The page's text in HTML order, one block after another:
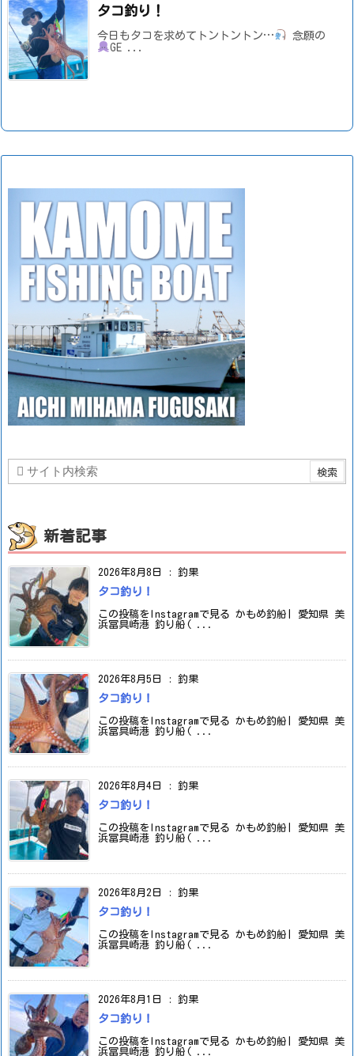
タコ釣り！
今日もタコを求めてトントントン…
念願の
GE ...
新着記事
2026年8月8日 : 釣果
タコ釣り！
この投稿をInstagramで見る かもめ釣船| 愛知県 美
浜冨具崎港 釣り船( ...
2026年8月5日 : 釣果
タコ釣り！
この投稿をInstagramで見る かもめ釣船| 愛知県 美
浜冨具崎港 釣り船( ...
2026年8月4日 : 釣果
タコ釣り！
この投稿をInstagramで見る かもめ釣船| 愛知県 美
浜冨具崎港 釣り船( ...
2026年8月2日 : 釣果
タコ釣り！
この投稿をInstagramで見る かもめ釣船| 愛知県 美
浜冨具崎港 釣り船( ...
2026年8月1日 : 釣果
タコ釣り！
この投稿をInstagramで見る かもめ釣船| 愛知県 美
浜冨具崎港 釣り船( ...